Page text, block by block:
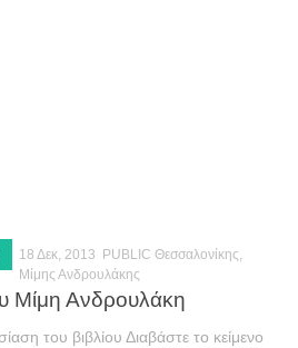
18 Δεκ, 2013
PUBLIC Θεσσαλονίκης,
Μίμης Ανδρουλάκης
Μίμη Ανδρουλάκη
του βιβλίου Διαβάστε το κείμενο